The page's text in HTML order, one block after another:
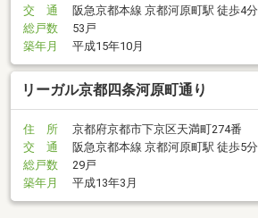
交 通
阪急京都本線 京都河原町駅 徒歩4分
総戸数
53戸
築年月
平成15年10月
リーガル京都四条河原町通り
住 所
京都府京都市下京区天満町274番
交 通
阪急京都本線 京都河原町駅 徒歩5分
総戸数
29戸
築年月
平成13年3月